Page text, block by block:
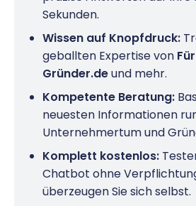
Sekunden.
Wissen auf Knopfdruck:
geballten Expertise von
Gründer.deund mehr.
Kompetente Beratung:
neuesten Informationen
Unternehmertum und
Komplett kostenlos:
Chatbot ohne
überzeugen Sie sich selbst.